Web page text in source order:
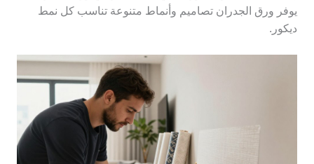
يوفر ورق الجدران تصاميم وأنماط متنوعة تناسب كل نمط
ديكور.